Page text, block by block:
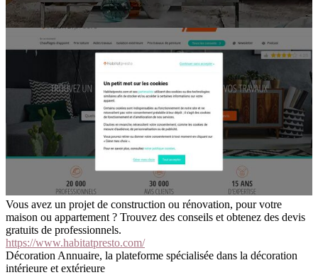
Vous avez un projet de construction ou rénovation, pour votre
maison ou appartement ? Trouvez des conseils et obtenez des devis
gratuits de professionnels.
https://www.habitatpresto.com/
Décoration Annuaire, la plateforme spécialisée dans la décoration
intérieure et extérieure